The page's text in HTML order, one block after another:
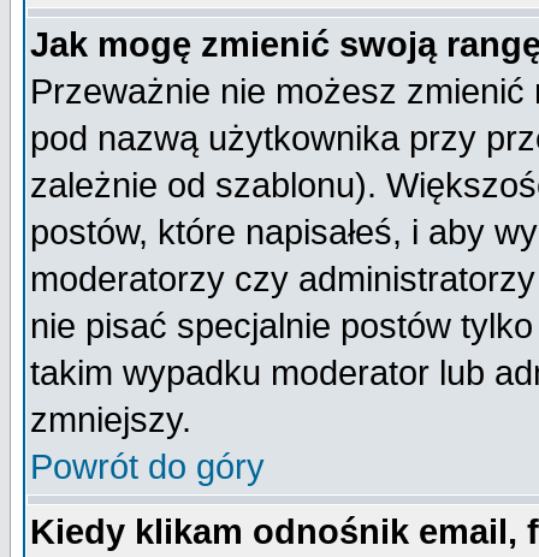
Jak mogę zmienić swoją
Przeważnie nie możesz
pod nazwą użytkownika przy
zależnie od szablonu).
postów, które napisałeś, i aby
moderatorzy czy
nie pisać specjalnie postów
takim wypadku moderator lub
zmniejszy.
Powrót do góry
Kiedy klikam odnośnik email,